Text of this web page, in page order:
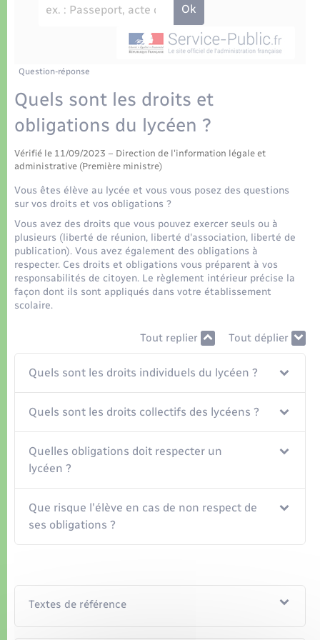
Eau - Assainissement
Transports
Transports scolaires
Logement - Urbanisme
Loisirs
Seniors
Nouvel habitant
Numérique
Voirie et espace public
Travaux - Autorisation d’occupation de l’espace
Présentation de la commune
Publications
La Communauté de communes
Question-réponse
Quels sont les droits et
obligations du lycéen ?
Vérifié le 11/09/2023 – Direction de l'information légale et
administrative (Première ministre)
Vous êtes élève au lycée et vous vous posez des questions
sur vos droits et vos obligations ?
Vous avez des droits que vous pouvez exercer seuls ou à
plusieurs (liberté de réunion, liberté d'association, liberté de
publication). Vous avez également des obligations à
respecter. Ces droits et obligations vous préparent à vos
responsabilités de citoyen. Le règlement intérieur précise la
façon dont ils sont appliqués dans votre établissement
scolaire.
Tout replier Tout déplier
Quels sont les droits individuels du lycéen ?
Quels sont les droits collectifs des lycéens ?
Quelles obligations doit respecter un
lycéen ?
Que risque l'élève en cas de non respect de
ses obligations ?
Textes de référence